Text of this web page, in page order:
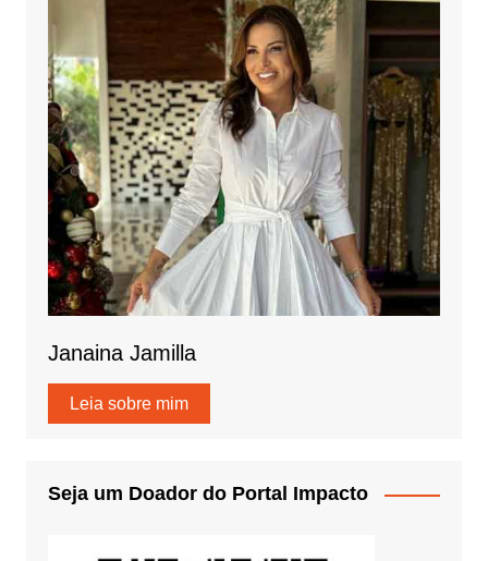
Janaina Jamilla
Leia sobre mim
Seja um Doador do Portal Impacto